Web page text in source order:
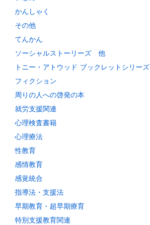
かんしゃく
その他
てんかん
ソーシャルストーリーズ 他
トニー・アトウッド ブックレットシリーズ
フィクション
周りの人への啓発の本
就労支援関連
心理検査書籍
心理療法
性教育
感情教育
感覚統合
指導法・支援法
早期教育・超早期療育
特別支援教育関連